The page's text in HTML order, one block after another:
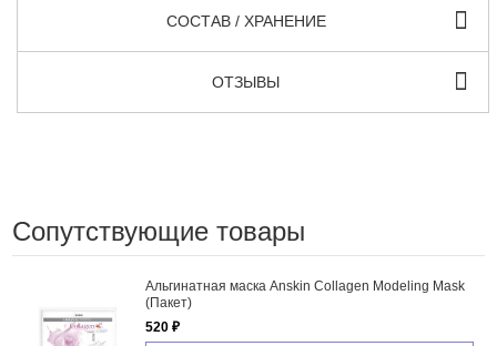
СОСТАВ / ХРАНЕНИЕ
ОТЗЫВЫ
Сопутствующие товары
Альгинатная маска Anskin Collagen Modeling Mask
(Пакет)
520 ₽